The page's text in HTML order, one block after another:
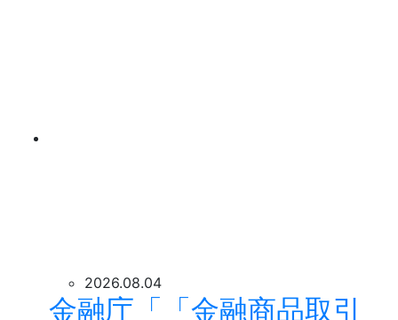
2026.08.04
金融庁「「金融商品取引